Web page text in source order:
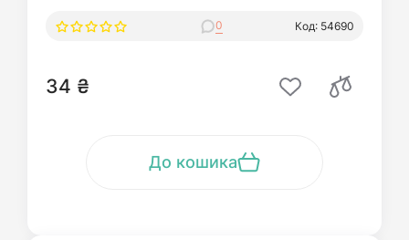
0 Код: 54690
34 ₴
До кошика